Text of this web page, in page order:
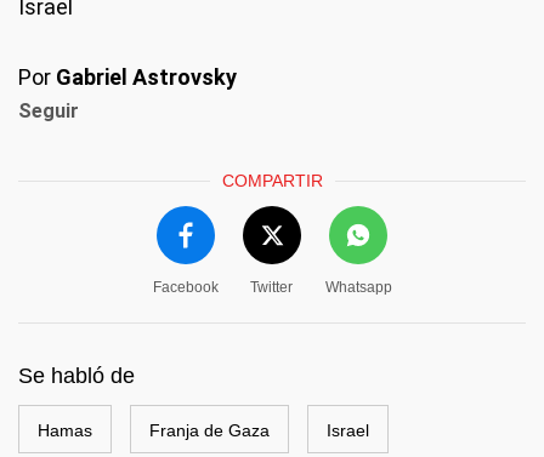
Israel
Por Gabriel Astrovsky
Seguir
COMPARTIR
Facebook Twitter Whatsapp
Se habló de
Hamas Franja de Gaza Israel